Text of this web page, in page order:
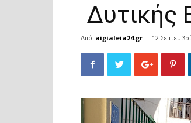
Δυτικής
Από aigialeia24.gr - 12